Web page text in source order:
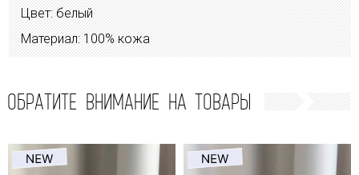
Цвет: белый
Материал: 100% кожа
ОБРАТИТЕ ВНИМАНИЕ НА ТОВАРЫ